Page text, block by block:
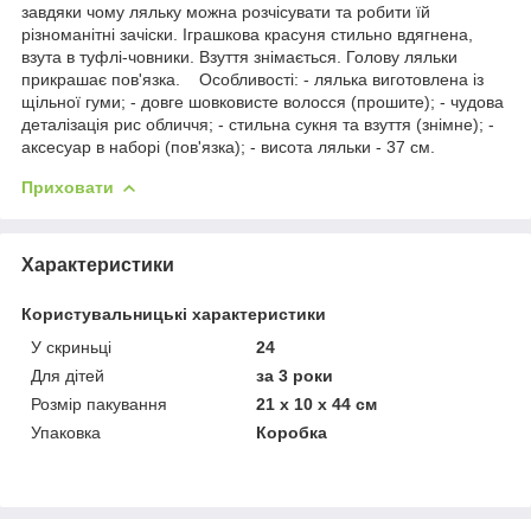
завдяки чому ляльку можна розчісувати та робити їй
різноманітні зачіски. Іграшкова красуня стильно вдягнена,
взута в туфлі-човники. Взуття знімається. Голову ляльки
прикрашає пов'язка. Особливості: - лялька виготовлена із
щільної гуми; - довге шовковисте волосся (прошите); - чудова
деталізація рис обличчя; - стильна сукня та взуття (знімне); -
аксесуар в наборі (пов'язка); - висота ляльки - 37 см.
Приховати
Характеристики
Користувальницькі характеристики
У скриньці
24
Для дітей
за 3 роки
Розмір пакування
21 х 10 х 44 см
Упаковка
Коробка